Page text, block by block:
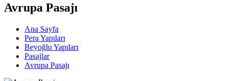
Avrupa Pasajı
Ana Sayfa
Pera Yapıları
Beyoğlu Yapıları
Pasajlar
Avrupa Pasajı